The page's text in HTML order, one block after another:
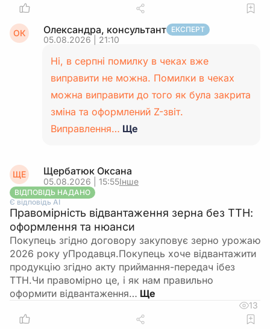
ОК Олександра, консультант ЕКСПЕРТ
05.08.2026 | 21:10
Ні, в серпні помилку в чеках вже
виправити не можна. Помилки в чеках
можна виправити до того як була закрита
зміна та оформлений Z-звіт.
Виправлення… Ще
ЩЕ Щербатюк Оксана
05.08.2026 | 15:55Інше
ВІДПОВІДЬ НАДАНО
Є відповідь АІ
Правомірність відвантаження зерна без ТТН:
оформлення та нюанси
Покупець згідно договору закуповує зерно урожаю
2026 року уПродавця.Покупець хоче відвантажити
продукцію згідно акту приймання-передач ібез
ТТН.Чи правомірно це, і як нам правильно
оформити відвантаження…
13